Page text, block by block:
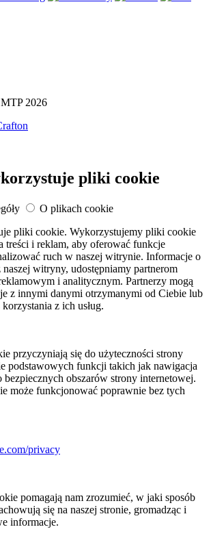
2026
pliki cookie
O plikach cookie
pliki cookie. Wykorzystujemy pliki cookie
treści i reklam, aby oferować funkcje
ruch w naszej witrynie. Informacje o
witryny, udostępniamy partnerom
i analitycznym. Partnerzy mogą
z innymi danymi otrzymanymi od Ciebie lub
z ich usług.
przyczyniają się do użyteczności strony
podstawowych funkcji takich jak nawigacja
bezpiecznych obszarów strony internetowej.
może funkcjonować poprawnie bez tych
privacy
pomagają nam zrozumieć, w jaki sposób
się na naszej stronie, gromadząc i
informacje.